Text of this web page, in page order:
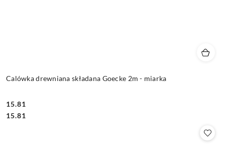
Calówka drewniana składana Goecke 2m - miarka
Cena:
15.81
Cena:
15.81